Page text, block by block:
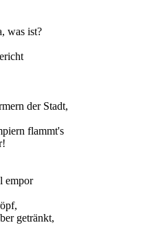
was ist?
der Stadt,
flammt's
empor
getränkt,